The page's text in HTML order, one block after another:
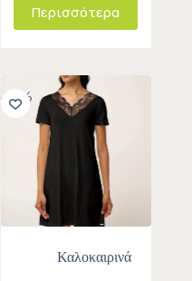
Περισσότερα
-10%
Καλοκαιρινά